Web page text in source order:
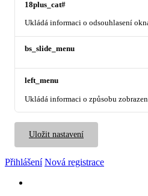
18plus_cat#
Ukládá informaci o odsouhlasení
bs_slide_menu
left_menu
Ukládá informaci o způsobu
Uložit nastavení
Přihlášení Nová registrace